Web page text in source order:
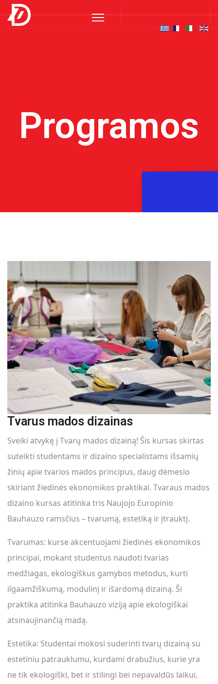
Programos
Tvarus mados dizainas
Sveiki atvykę į Tvarų mados dizainą! Šis kursas skirtas
suteikti studentams ir dizaino specialistams išsamių
žinių apie tvarios mados principus, daug dėmesio
skiriant žiedinės ekonomikos praktikai. Tvaraus mados
dizaino kursas atitinka tris Naujojo Europinio
Bauhauzo ramsčius – tvarumą, estetiką ir įtrauktį.
Tvarumas: kurse akcentuojami žiedinės ekonomikos
principai, mokant studentus naudoti tvarias
medžiagas, ekologiškus gamybos metodus, kurti
ilgaamžiškumą, modulinį ir išardomą dizainą. Ši
praktika atitinka Bauhauzo viziją apie ekologiškai
atsinaujinančią madą.
Estetika: Studentai mokosi suderinti tvarų dizainą su
estetiniu patrauklumu, kurdami drabužius, kurie yra
ne tik ekologiški, bet ir stilingi bei nepavaldūs laikui,